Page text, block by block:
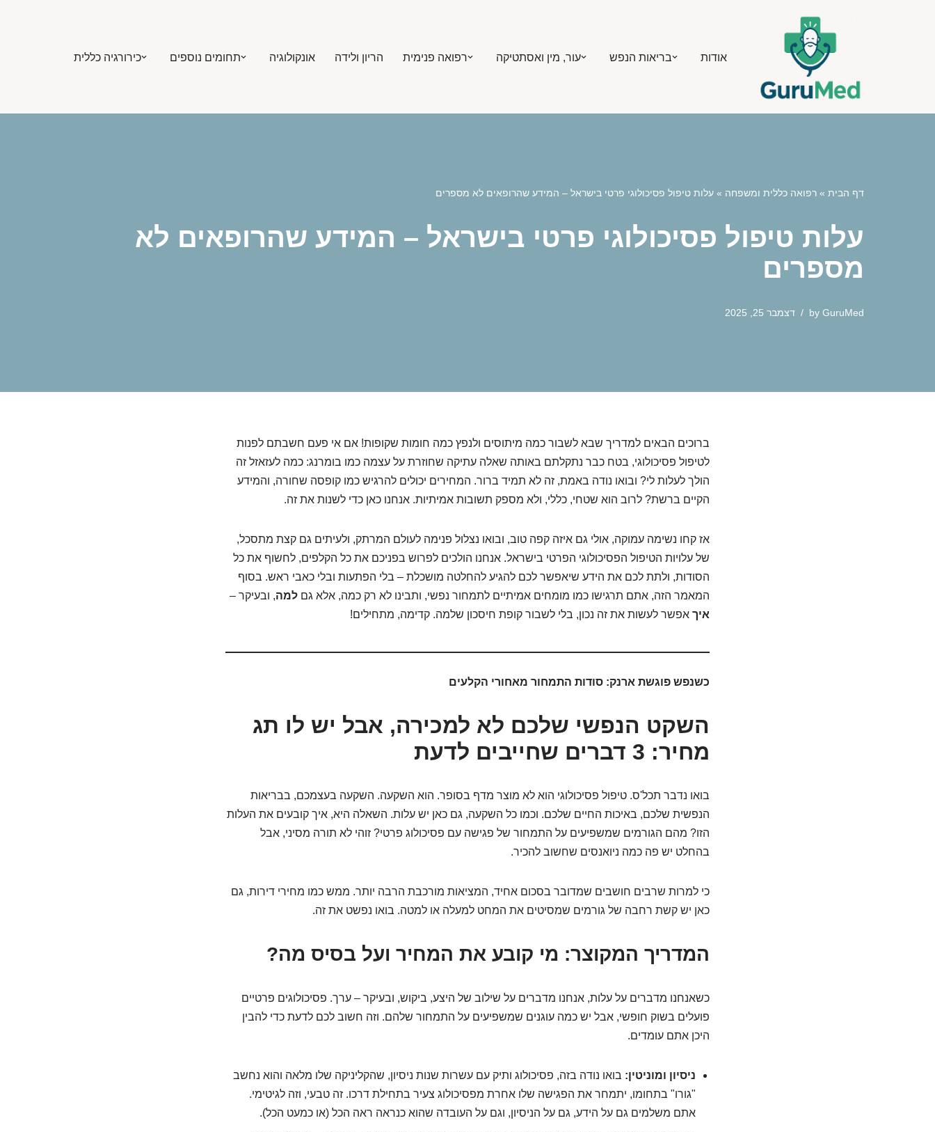
אודות בריאות הנפש עור, מין ואסתטיקה רפואה פנימית הריון ולידה אונקולוגיה תחומים נוספים כירורגיה כללית
דף הבית » רפואה כללית ומשפחה » עלות טיפול פסיכולוגי פרטי בישראל – המידע שהרופאים לא מספרים
עלות טיפול פסיכולוגי פרטי בישראל – המידע שהרופאים לא
מספרים
by GuruMed דצמבר 25, 2025
ברוכים הבאים למדריך שבא לשבור כמה מיתוסים ולנפץ כמה חומות שקופות! אם אי פעם חשבתם לפנות
לטיפול פסיכולוגי, בטח כבר נתקלתם באותה שאלה עתיקה שחוזרת על עצמה כמו בומרנג: כמה לעזאזל זה
הולך לעלות לי? ובואו נודה באמת, זה לא תמיד ברור. המחירים יכולים להרגיש כמו קופסה שחורה, והמידע
הקיים ברשת? לרוב הוא שטחי, כללי, ולא מספק תשובות אמיתיות. אנחנו כאן כדי לשנות את זה.
אז קחו נשימה עמוקה, אולי גם איזה קפה טוב, ובואו נצלול פנימה לעולם המרתק, ולעיתים גם קצת מתסכל,
של עלויות הטיפול הפסיכולוגי הפרטי בישראל. אנחנו הולכים לפרוש בפניכם את כל הקלפים, לחשוף את כל
הסודות, ולתת לכם את הידע שיאפשר לכם להגיע להחלטה מושכלת – בלי הפתעות ובלי כאבי ראש. בסוף
המאמר הזה, אתם תרגישו כמו מומחים אמיתיים לתמחור נפשי, ותבינו לא רק כמה, אלא גםלמה, ובעיקר –
איך אפשר לעשות את זה נכון, בלי לשבור קופת חיסכון שלמה. קדימה, מתחילים!
כשנפש פוגשת ארנק: סודות התמחור מאחורי הקלעים
השקט הנפשי שלכם לא למכירה, אבל יש לו תג
מחיר: 3 דברים שחייבים לדעת
בואו נדבר תכל'ס. טיפול פסיכולוגי הוא לא מוצר מדף בסופר. הוא השקעה. השקעה בעצמכם, בבריאות
הנפשית שלכם, באיכות החיים שלכם. וכמו כל השקעה, גם כאן יש עלות. השאלה היא, איך קובעים את העלות
הזו? מהם הגורמים שמשפיעים על התמחור של פגישה עם פסיכולוג פרטי? זוהי לא תורה מסיני, אבל
בהחלט יש פה כמה ניואנסים שחשוב להכיר.
כי למרות שרבים חושבים שמדובר בסכום אחיד, המציאות מורכבת הרבה יותר. ממש כמו מחירי דירות, גם
כאן יש קשת רחבה של גורמים שמסיטים את המחט למעלה או למטה. בואו נפשט את זה.
המדריך המקוצר: מי קובע את המחיר ועל בסיס מה?
כשאנחנו מדברים על עלות, אנחנו מדברים על שילוב של היצע, ביקוש, ובעיקר – ערך. פסיכולוגים פרטיים
פועלים בשוק חופשי, אבל יש כמה עוגנים שמשפיעים על התמחור שלהם. וזה חשוב לכם לדעת כדי להבין
היכן אתם עומדים.
ניסיון ומוניטין: בואו נודה בזה, פסיכולוג ותיק עם עשרות שנות ניסיון, שהקליניקה שלו מלאה והוא נחשב
"גורו" בתחומו, יתמחר את הפגישה שלו אחרת מפסיכולוג צעיר בתחילת דרכו. זה טבעי, וזה לגיטימי.
אתם משלמים גם על הידע, גם על הניסיון, וגם על העובדה שהוא כנראה ראה הכל (או כמעט הכל).